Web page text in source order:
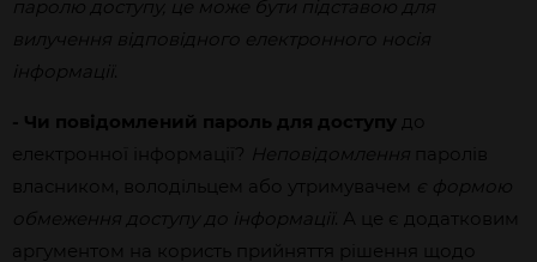
паролю доступу, це може бути підставою для
вилучення відповідного електронного носія
інформації
- Чи повідомлений пароль для доступу до
електронної інформації?
Неповідомлення
паролів
власником, володільцем або утримувачем є формою
обмеження доступу до інформації
. А це є додатковим
аргументом на користь прийняття рішення щодо